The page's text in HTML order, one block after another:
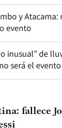
y Atacama:
evento
inusual” de
será el evento
fallece